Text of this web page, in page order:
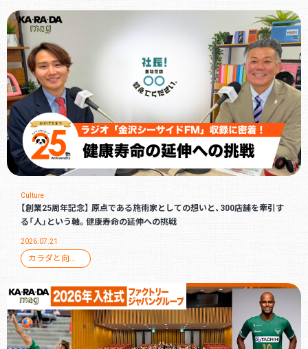
Culture
【創業25周年記念】 原点である施術家としての想いと、300店舗を牽引す
る「人」という軸。健康寿命の延伸への挑戦
2026.07.21
カラダと向き合って25周年